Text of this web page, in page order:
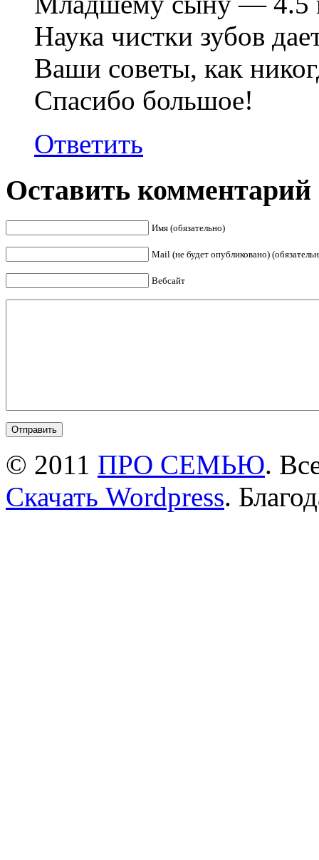
Наука чистки зубов
Ваши советы, как
Спасибо большое!
Ответить
Оставить комментарий
Имя (обязательно)
Mail (не будет опубликовано)
Вебсайт
© 2011 ПРО СЕМЬЮ.
Скачать Wordpress.